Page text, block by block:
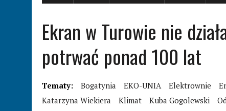
Ekran w Turowie nie
potrwać ponad 100 lat
Tematy: Bogatynia EKO-UNIA Elektrownie
Katarzyna Wiekiera
Klimat Kuba Gogolewski